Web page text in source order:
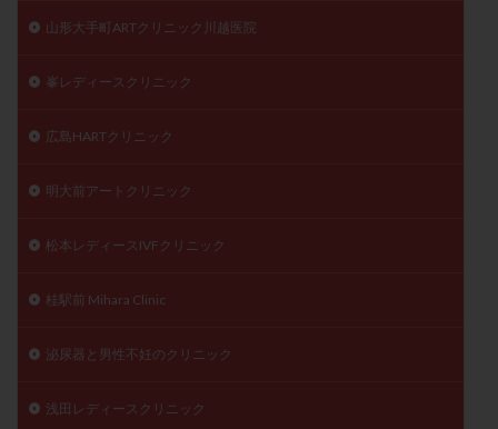
山形大手町ARTクリニック川越医院
峯レディースクリニック
広島HARTクリニック
明大前アートクリニック
松本レディースIVFクリニック
桂駅前 Mihara Clinic
泌尿器と男性不妊のクリニック
浅田レディースクリニック